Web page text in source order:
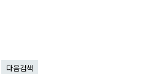
다음검색